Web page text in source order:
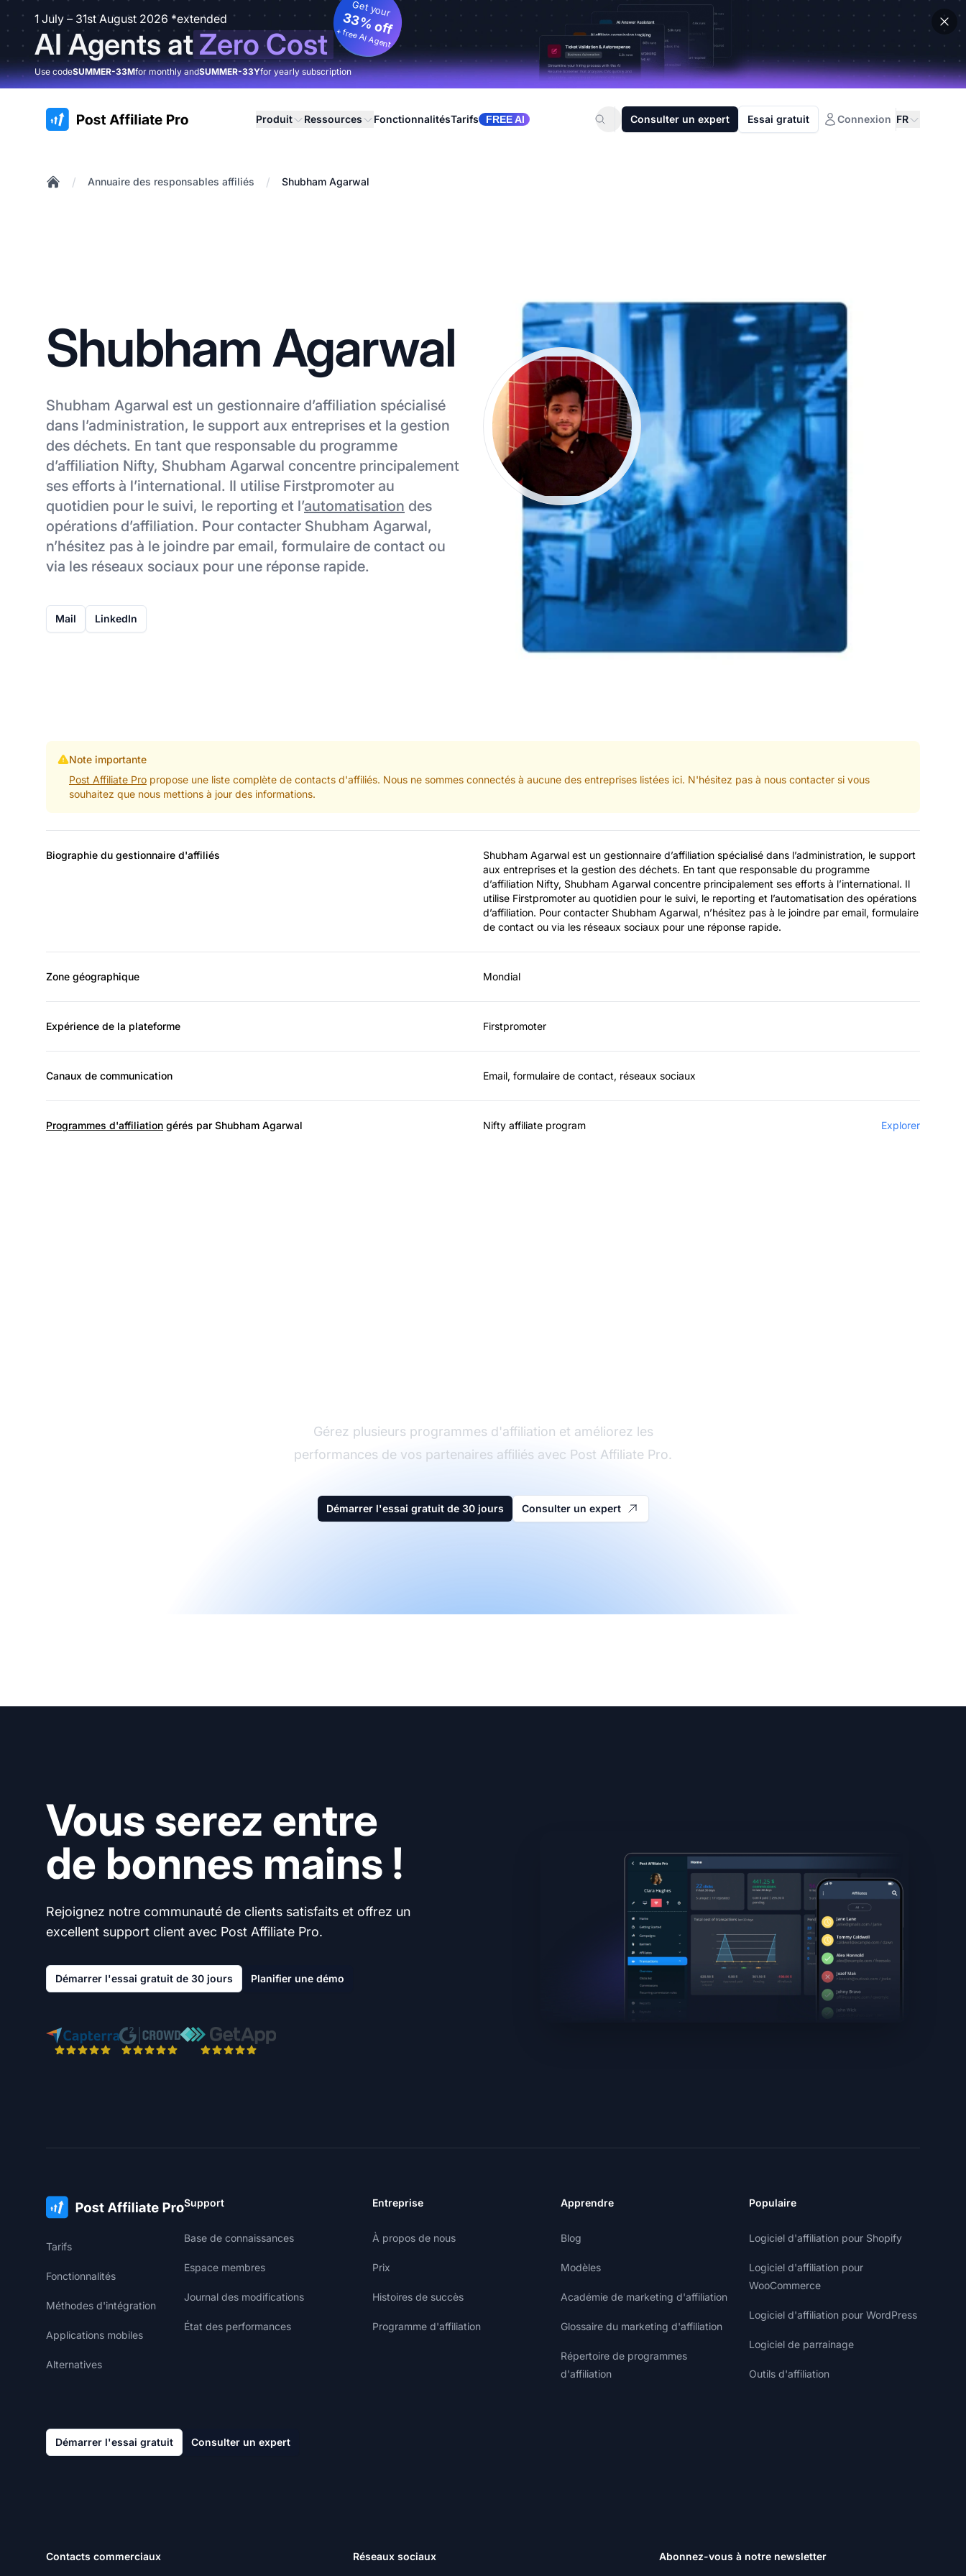
1 July – 31st August 2026 *extended
AI Agents atZero Cost
Get your
33% off
+ free AI Agent
Use codeSUMMER-33Mfor monthly andSUMMER-33Yfor yearly subscription
:site.title Produit Ressources FonctionnalitésTarifs FREE AI Consulter un expert Essai gratuit Connexion FR
/ Annuaire des responsables affiliés / Shubham Agarwal
Shubham Agarwal
Shubham Agarwal est un gestionnaire d’affiliation spécialisé
dans l’administration, le support aux entreprises et la gestion
des déchets. En tant que responsable du programme
d’affiliation Nifty, Shubham Agarwal concentre principalement
ses efforts à l’international. Il utilise Firstpromoter au
quotidien pour le suivi, le reporting et l’automatisation des
opérations d’affiliation. Pour contacter Shubham Agarwal,
n’hésitez pas à le joindre par email, formulaire de contact ou
via les réseaux sociaux pour une réponse rapide.
Mail LinkedIn
Note importante
Post Affiliate Propropose une liste complète de contacts d'affiliés. Nous ne sommes connectés à aucune des entreprises listées ici. N'hésitez pas à nous contacter si vous
souhaitez que nous mettions à jour des informations.
Biographie du gestionnaire d'affiliés
Shubham Agarwal est un gestionnaire d’affiliation spécialisé dans l’administration, le support
aux entreprises et la gestion des déchets. En tant que responsable du programme
d’affiliation Nifty, Shubham Agarwal concentre principalement ses efforts à l’international. Il
utilise Firstpromoter au quotidien pour le suivi, le reporting et l’automatisation des opérations
d’affiliation. Pour contacter Shubham Agarwal, n’hésitez pas à le joindre par email, formulaire
de contact ou via les réseaux sociaux pour une réponse rapide.
Zone géographique Mondial
Expérience de la plateforme Firstpromoter
Canaux de communication Email, formulaire de contact, réseaux sociaux
Programmes d'affiliation gérés par Shubham Agarwal Nifty affiliate program Explorer
Gérez plusieurs programmes d'affiliation et améliorez les
performances de vos partenaires affiliés avec Post Affiliate Pro.
Démarrer l'essai gratuit de 30 jours Consulter un expert
Vous serez entre
de bonnes mains !
Rejoignez notre communauté de clients satisfaits et offrez un
excellent support client avec Post Affiliate Pro.
Démarrer l'essai gratuit de 30 jours Planifier une démo
Tarifs
Fonctionnalités
Méthodes d'intégration
Applications mobiles
Alternatives
Support
Base de connaissances
Espace membres
Journal des modifications
État des performances
Entreprise
À propos de nous
Prix
Histoires de succès
Programme d'affiliation
Apprendre
Blog
Modèles
Académie de marketing d'affiliation
Glossaire du marketing d'affiliation
Répertoire de programmes
d'affiliation
Populaire
Logiciel d'affiliation pour Shopify
Logiciel d'affiliation pour
WooCommerce
Logiciel d'affiliation pour WordPress
Logiciel de parrainage
Outils d'affiliation
Démarrer l'essai gratuit Consulter un expert
Contacts commerciaux Réseaux sociaux Abonnez-vous à notre newsletter